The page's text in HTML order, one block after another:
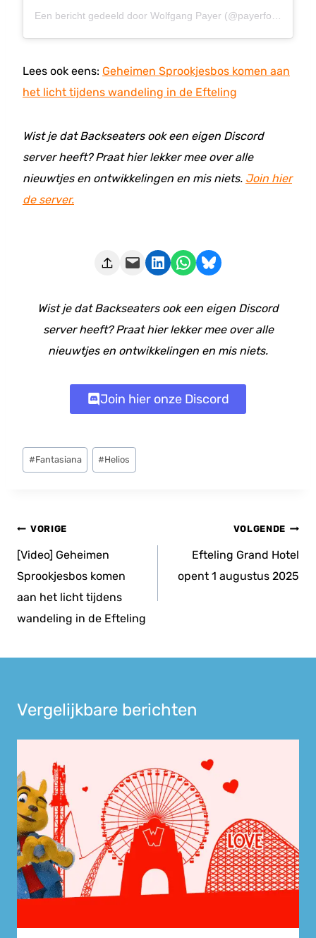
Lees ook eens: Geheimen Sprookjesbos komen aan
het licht tijdens wandeling in de Efteling
Wist je dat Backseaters ook een eigen Discord
server heeft? Praat hier lekker mee over alle
nieuwtjes en ontwikkelingen en mis niets. Join hier
de server.
Deze pagina e-mailen Delen op LinkedIn Delen via WhatsApp Share on Bluesky
Wist je dat Backseaters ook een eigen Discord
server heeft? Praat hier lekker mee over alle
nieuwtjes en ontwikkelingen en mis niets.
Join hier onze Discord
Bericht
tags:
#Fantasiana #Helios
Bericht
navigatie
VORIGE
[Video] Geheimen
Sprookjesbos komen
aan het licht tijdens
wandeling in de Efteling
VOLGENDE
Efteling Grand Hotel
opent 1 augustus 2025
Vergelijkbare berichten